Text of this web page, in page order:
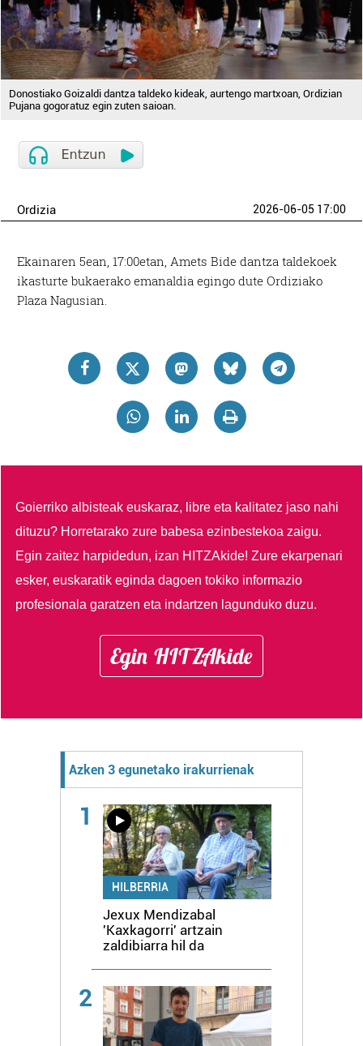
Donostiako Goizaldi dantza taldeko kideak, aurtengo martxoan, Ordizian
Pujana gogoratuz egin zuten saioan.
Ordizia 2026-06-05 17:00
Ekainaren 5ean, 17:00etan, Amets Bide dantza taldekoek
ikasturte bukaerako emanaldia egingo dute Ordiziako
Plaza Nagusian.
Goierriko albisteak euskaraz, libre eta kalitatez jaso nahi
dituzu? Horretarako zure babesa ezinbestekoa zaigu.
Egin zaitez harpidedun, izan HITZAkide!Zure ekarpenari
esker, euskaratik eginda dagoen tokiko informazio
profesionala garatzen eta indartzen lagunduko duzu.
Egin HITZAkide
Azken 3 egunetako irakurrienak
1
HILBERRIA
Jexux Mendizabal
'Kaxkagorri' artzain
zaldibiarra hil da
2